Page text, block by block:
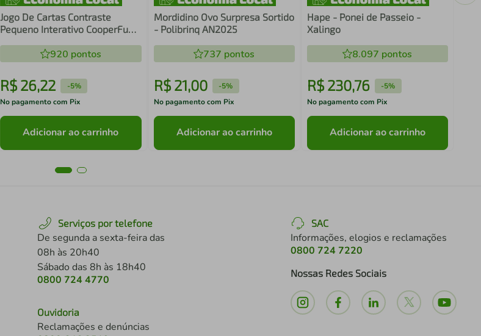
Jogo De Cartas Contraste
Pequeno Interativo CooperFun -
920 pontos
R$26,22 -5%
No pagamento com Pix
Adicionar ao carrinho
Mordidino Ovo Surpresa Sortido
- Polibrinq AN2025
737 pontos
R$ 21,00 -5%
No pagamento com Pix
Adicionar ao carrinho
Hape - Ponei de Passeio -
Xalingo
8.097 pontos
R$ 230,76 -5%
No pagamento com Pix
Adicionar ao carrinho
Serviços por telefone
De segunda a sexta-feira das
08h às 20h40
Sábado das 8h às 18h40
0800 724 4770
Ouvidoria
Reclamações e denúncias
SAC
Informações, elogios e reclamações
0800 724 7220
Nossas Redes Sociais